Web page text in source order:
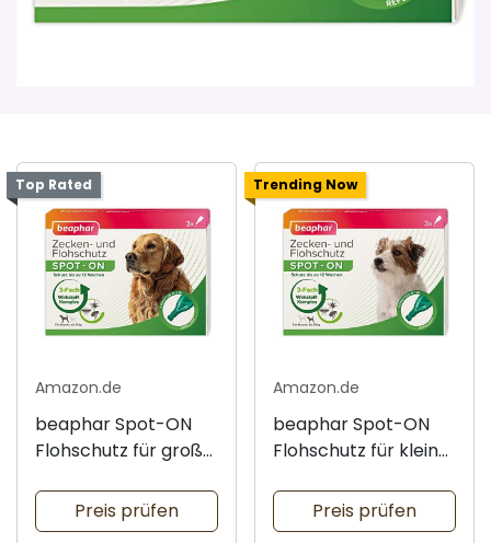
Top Rated
Amazon.de
beaphar Spot-ON
Flohschutz für große
Preis prüfen
Trending Now
Amazon.de
beaphar Spot-ON
Flohschutz für kleine
Preis prüfen